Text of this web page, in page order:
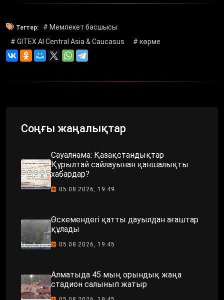
Тегтер:
# Мемлекет басшысы
# GITEX AI Central Asia & Caucasus
# көрме
Соңғы жаңалықтар
Сауалнама: Қазақстандықтар
Құрылтай сайлауынан қаншалықты
хабардар?
05.08.2026, 19:49
Өскемендегі қатты дауылдан ағаштар
құлады
05.08.2026, 19:45
Алматыда 45 мың орындық жаңа
стадион салынып жатыр